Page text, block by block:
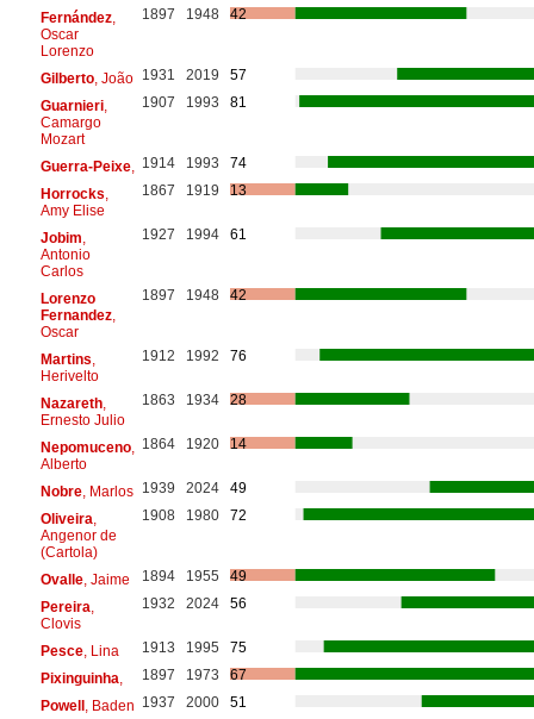
Fernández,
Oscar
Lorenzo
1897 1948 42
Gilberto, João 1931 2019
57
Guarnieri,
Camargo
Mozart
1907 1993 81
Guerra-Peixe, 1914 1993
74
Horrocks
Amy Elise
1867 1919 13
Jobim
Antonio
Carlos
1927 1994 61
Lorenzo
Fernandez,
Oscar
1897 1948 42
Martins
Herivelto
1912 1992 76
Nazareth,
Ernesto Julio
1863 1934 28
Nepomuceno,
Alberto
1864 1920 14
Nobre, Marlos 1939 2024
49
Oliveira
Angenor de
(Cartola)
1908 1980 72
Ovalle, Jaime 1894 1955
49
Pereira
Clovis
1932 2024 56
Pesce, Lina 1913 1995
75
Pixinguinha
1897 1973
67
Powell, Baden 1937 2000
51